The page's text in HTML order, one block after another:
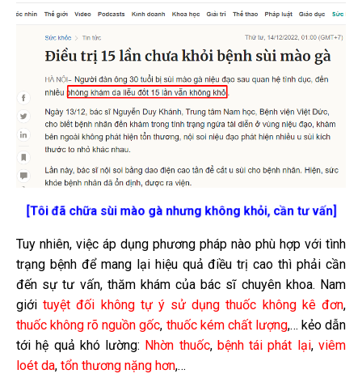
[Tôi đã chữa sùi mào gà nhưng không khỏi, cần tư vấn]
Tuy nhiên, việc áp dụng phương pháp nào phù hợp với tình
trạng bệnh để mang lại hiệu quả điều trị cao thì phải cần
đến sự tư vấn, thăm khám của bác sĩ chuyên khoa. Nam
giớituyệt đối không tự ý sử dụng thuốc không kê đơn,
thuốc không rõ nguồn gốc, thuốc kém chất lượng,… kẻo dẫn
tới hệ quả khó lường: Nhờn thuốc, bệnh tái phát lại,viêm
loét da, tổn thương nặng hơn,…